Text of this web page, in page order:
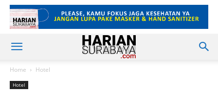
Home Hotel
Hotel